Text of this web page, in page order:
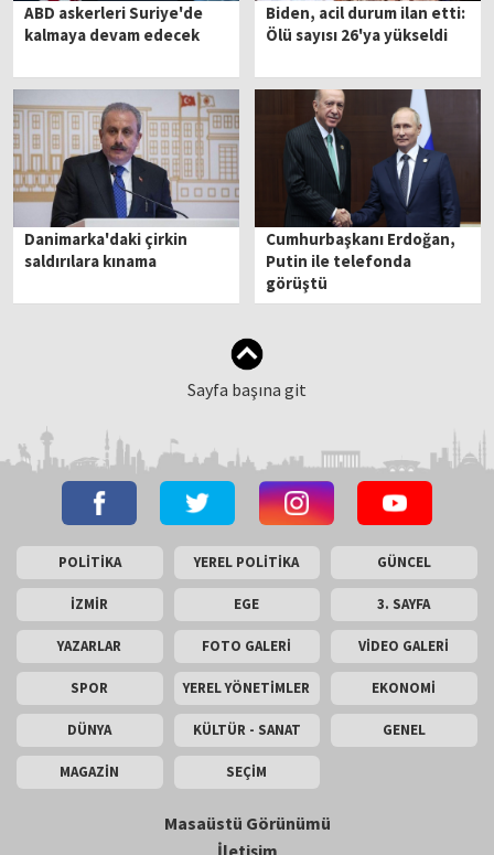
ABD askerleri Suriye'de
kalmaya devam edecek
Biden, acil durum ilan etti:
Ölü sayısı 26'ya yükseldi
Danimarka'daki çirkin
saldırılara kınama
Cumhurbaşkanı Erdoğan,
Putin ile telefonda
görüştü
Sayfa başına git
POLİTİKA YEREL POLİTİKA GÜNCEL
İZMİR EGE 3. SAYFA
YAZARLAR FOTO GALERİ VİDEO GALERİ
SPOR YEREL YÖNETİMLER EKONOMİ
DÜNYA KÜLTÜR - SANAT GENEL
MAGAZİN SEÇİM
Masaüstü Görünümü